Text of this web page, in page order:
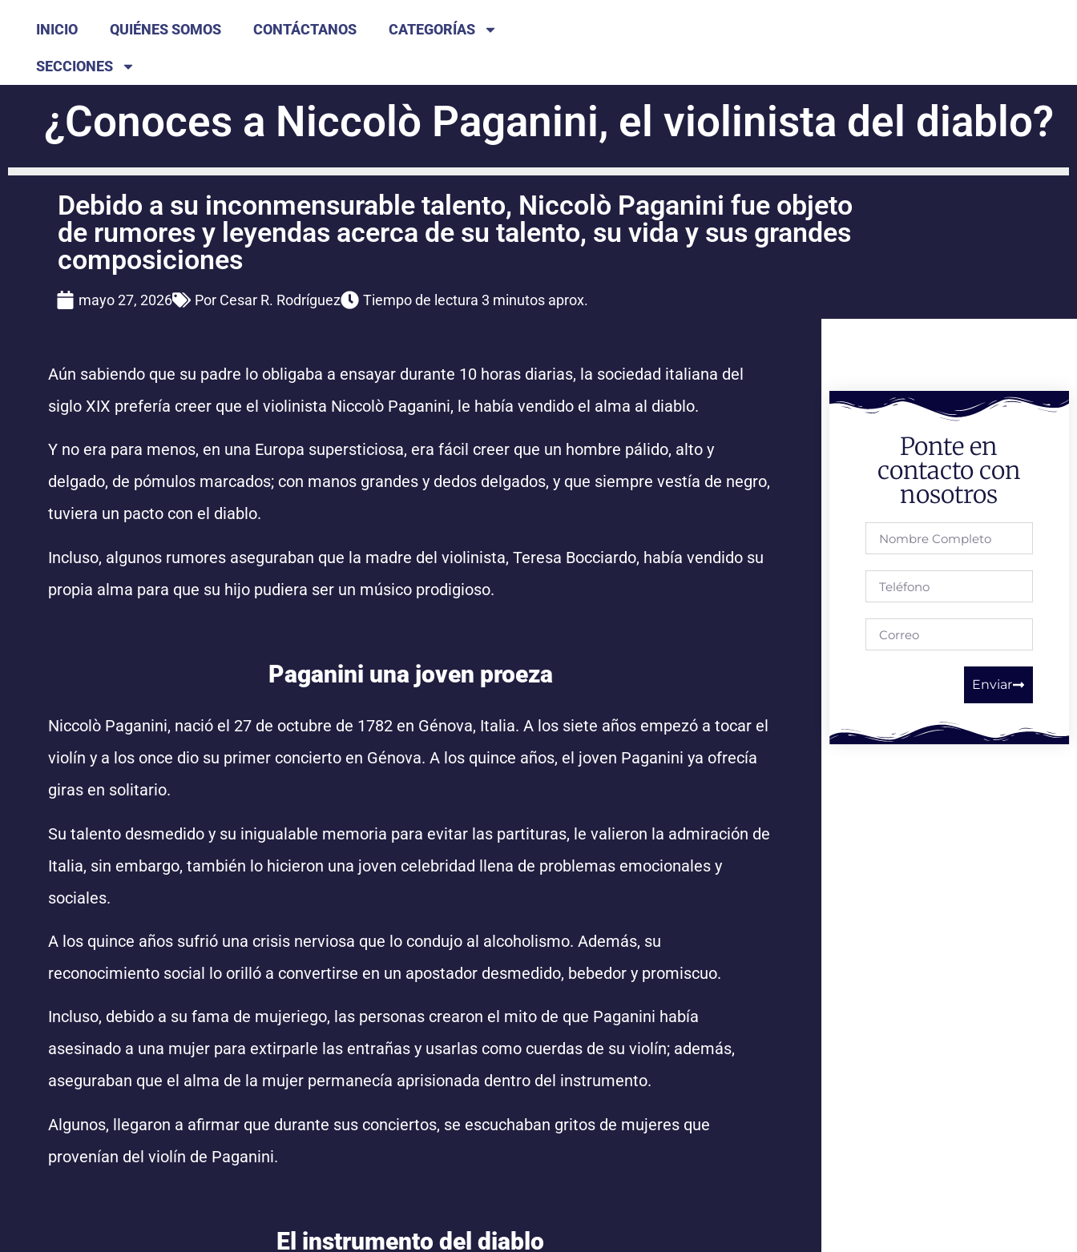
INICIO QUIÉNES SOMOS CONTÁCTANOS CATEGORÍAS
SECCIONES
¿Conoces a Niccolò Paganini, el violinista del diablo?
Debido a su inconmensurable talento, Niccolò Paganini fue objeto
de rumores y leyendas acerca de su talento, su vida y sus grandes
composiciones
mayo 27, 2026 Por Cesar R. Rodríguez Tiempo de lectura 3 minutos aprox.
Aún sabiendo que su padre lo obligaba a ensayar durante 10 horas diarias, la sociedad italiana del
siglo XIX prefería creer que el violinista Niccolò Paganini, le había vendido el alma al diablo.
Y no era para menos, en una Europa supersticiosa, era fácil creer que un hombre pálido, alto y
delgado, de pómulos marcados; con manos grandes y dedos delgados, y que siempre vestía de negro,
tuviera un pacto con el diablo.
Incluso, algunos rumores aseguraban que la madre del violinista, Teresa Bocciardo, había vendido su
propia alma para que su hijo pudiera ser un músico prodigioso.
Paganini una joven proeza
Niccolò Paganini, nació el 27 de octubre de 1782 en Génova, Italia. A los siete años empezó a tocar el
violín y a los once dio su primer concierto en Génova. A los quince años, el joven Paganini ya ofrecía
giras en solitario.
Su talento desmedido y su inigualable memoria para evitar las partituras, le valieron la admiración de
Italia, sin embargo, también lo hicieron una joven celebridad llena de problemas emocionales y
sociales.
A los quince años sufrió una crisis nerviosa que lo condujo al alcoholismo. Además, su
reconocimiento social lo orilló a convertirse en un apostador desmedido, bebedor y promiscuo.
Incluso, debido a su fama de mujeriego, las personas crearon el mito de que Paganini había
asesinado a una mujer para extirparle las entrañas y usarlas como cuerdas de su violín; además,
aseguraban que el alma de la mujer permanecía aprisionada dentro del instrumento.
Algunos, llegaron a afirmar que durante sus conciertos, se escuchaban gritos de mujeres que
provenían del violín de Paganini.
El instrumento del diablo
Ponte en
contacto con
nosotros
Enviar